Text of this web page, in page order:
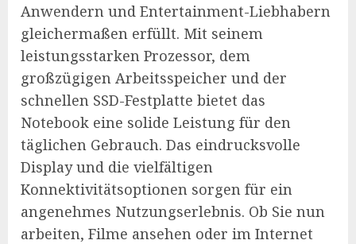
Anwendern und Entertainment-Liebhabern
gleichermaßen erfüllt. Mit seinem
leistungsstarken Prozessor, dem
großzügigen Arbeitsspeicher und der
schnellen SSD-Festplatte bietet das
Notebook eine solide Leistung für den
täglichen Gebrauch. Das eindrucksvolle
Display und die vielfältigen
Konnektivitätsoptionen sorgen für ein
angenehmes Nutzungserlebnis. Ob Sie nun
arbeiten, Filme ansehen oder im Internet